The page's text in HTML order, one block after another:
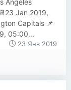
Angeles
Jan 2019,
Capitals 📌
05:00...
23 Янв 2019